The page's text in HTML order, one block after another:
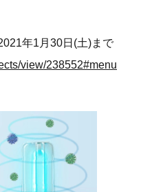
年1月30日(土)まで
view/238552#menu